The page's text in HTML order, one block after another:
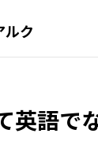
ルク
英語